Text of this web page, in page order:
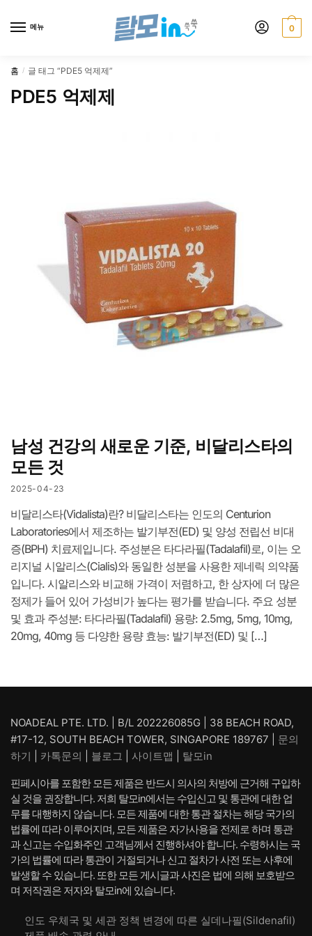
메뉴 0
홈 / 글 태그 “PDE5 억제제”
PDE5 억제제
남성 건강의 새로운 기준, 비달리스타의
모든 것
2025-04-23
비달리스타(Vidalista)란? 비달리스타는 인도의 Centurion
Laboratories에서 제조하는 발기부전(ED) 및 양성 전립선 비대
증(BPH) 치료제입니다. 주성분은 타다라필(Tadalafil)로, 이는 오
리지널 시알리스(Cialis)와 동일한 성분을 사용한 제네릭 의약품
입니다. 시알리스와 비교해 가격이 저렴하고, 한 상자에 더 많은
정제가 들어 있어 가성비가 높다는 평가를 받습니다. 주요 성분
및 효과 주성분: 타다라필(Tadalafil) 용량: 2.5mg, 5mg, 10mg,
20mg, 40mg 등 다양한 용량 효능: 발기부전(ED) 및 […]
NOADEAL PTE. LTD. | B/L 202226085G | 38 BEACH ROAD,
#17-12, SOUTH BEACH TOWER, SINGAPORE 189767 | 문의
하기
카톡문의 블로그 사이트맵 탈모in
핀페시아를 포함한 모든 제품은 반드시 의사의 처방에 근거해 구입하
실 것을 권장합니다. 저희 탈모in에서는 수입신고 및 통관에 대한 업
무를 대행하지 않습니다. 모든 제품에 대한 통관 절차는 해당 국가의
법률에 따라 이루어지며, 모든 제품은 자가사용을 전제로 하며 통관
과 신고는 수입화주인 고객님께서 진행하셔야 합니다. 수령하시는 국
가의 법률에 따라 통관이 거절되거나 신고 절차가 사전 또는 사후에
발생할 수 있습니다. 또한 모든 게시글과 사진은 법에 의해 보호받으
며 저작권은 저자와 탈모in에 있습니다.
인도 우체국 및 세관 정책 변경에 따른 실데나필(Sildenafil)